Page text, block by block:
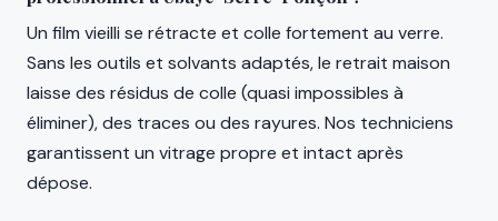
Un film vieilli se rétracte et colle fortement au verre.
Sans les outils et solvants adaptés, le retrait maison
laisse des résidus de colle (quasi impossibles à
éliminer), des traces ou des rayures. Nos techniciens
garantissent un vitrage propre et intact après
dépose.